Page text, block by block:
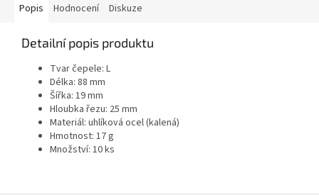
Popis Hodnocení Diskuze
Detailní popis produktu
Tvar čepele: L
Délka: 88 mm
Šířka: 19 mm
Hloubka řezu: 25 mm
Materiál: uhlíková ocel (kalená)
Hmotnost: 17 g
Množství: 10 ks